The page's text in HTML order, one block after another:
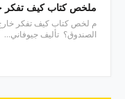
ملخص كتاب كيف تفكر
م لخص كتاب كيف تفكر
الصندوق؟ تأليف جيوفاني…